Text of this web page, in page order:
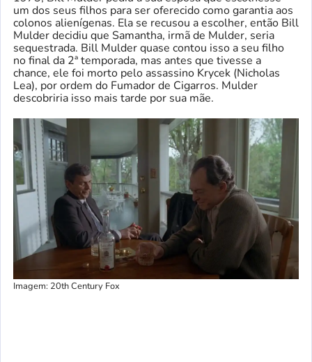
um dos seus filhos para ser oferecido como garantia aos
colonos alienígenas. Ela se recusou a escolher, então Bill
Mulder decidiu que Samantha, irmã de Mulder, seria
sequestrada. Bill Mulder quase contou isso a seu filho
no final da 2ª temporada, mas antes que tivesse a
chance, ele foi morto pelo assassino Krycek (Nicholas
Lea), por ordem do Fumador de Cigarros. Mulder
descobriria isso mais tarde por sua mãe.
Imagem: 20th Century Fox